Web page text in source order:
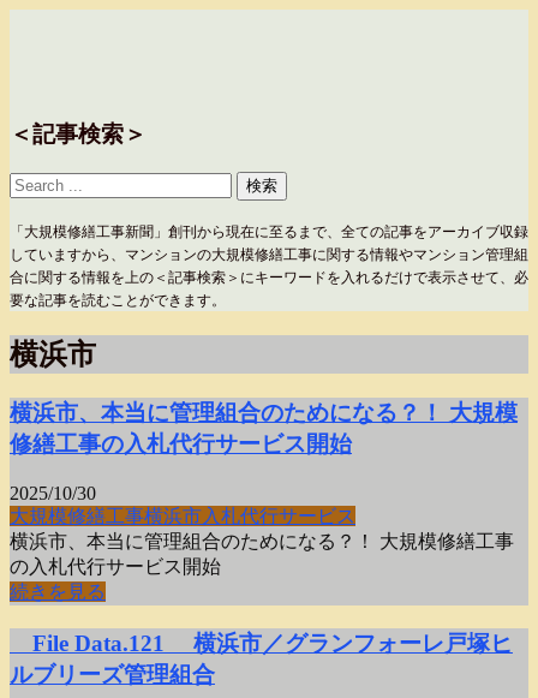
＜記事検索＞
「大規模修繕工事新聞」創刊から現在に至るまで、全ての記事をアーカイブ収録
していますから、マンションの大規模修繕工事に関する情報やマンション管理組
合に関する情報を上の＜記事検索＞にキーワードを入れるだけで表示させて、必
要な記事を読むことができます。
横浜市
横浜市、本当に管理組合のためになる？！ 大規模
修繕工事の入札代行サービス開始
2025/10/30
大規模修繕工事横浜市入札代行サービス
横浜市、本当に管理組合のためになる？！ 大規模修繕工事
の入札代行サービス開始
続きを見る
File Data.121 横浜市／グランフォーレ戸塚ヒ
ルブリーズ管理組合